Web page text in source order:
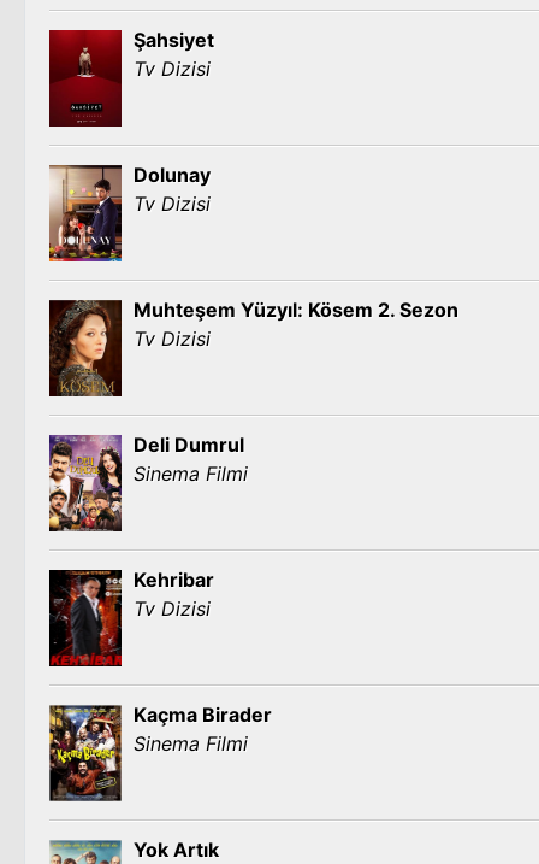
Şahsiyet
Tv Dizisi
Dolunay
Tv Dizisi
Muhteşem Yüzyıl: Kösem 2. Sezon
Tv Dizisi
Deli Dumrul
Sinema Filmi
Kehribar
Tv Dizisi
Kaçma Birader
Sinema Filmi
Yok Artık